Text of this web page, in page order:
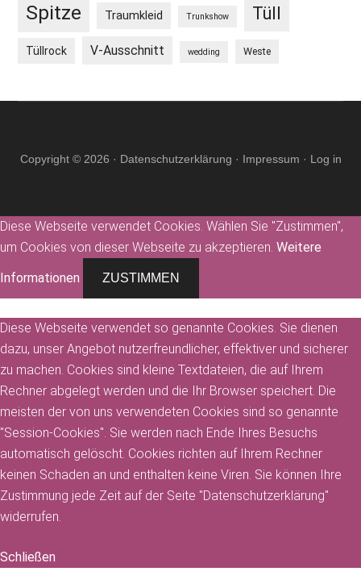
Spitze Traumkleid Trunkshow Tüll
Tüllrock V-Ausschnitt wedding Weste
Copyright © 2026 · Datenschutzerklärung · Impressum · Log in
Diese Webseite verwendet Cookies. Wählen Sie "Zustimmen",
um Cookies von dieser Webseite zu akzeptieren. Weitere
Informationen
ZUSTIMMEN
Diese Webseite verwendet so genannte Cookies. Sie dienen
dazu, unser Angebot nutzerfreundlicher, effektiver und sicherer
zu machen. Cookies sind kleine Textdateien, die auf Ihrem
Rechner abgelegt werden und die Ihr Browser speichert. Die
meisten der von uns verwendeten Cookies sind so genannte
"Session-Cookies". Sie werden nach Ende Ihres Besuchs
automatisch gelöscht. Cookies richten auf Ihrem Rechner
keinen Schaden an und enthalten keine Viren. Sie können Ihre
Zustimmung jede Zeit auf der Seite "Datenschutzerklärung"
widerrufen.
Schließen